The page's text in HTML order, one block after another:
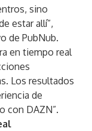
sino
estar allí”,
de PubNub.
en tiempo real
Los resultados
de
con DAZN”.